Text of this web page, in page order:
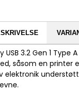
USB 3.2 Gen 1
såsom en printer
elektronik